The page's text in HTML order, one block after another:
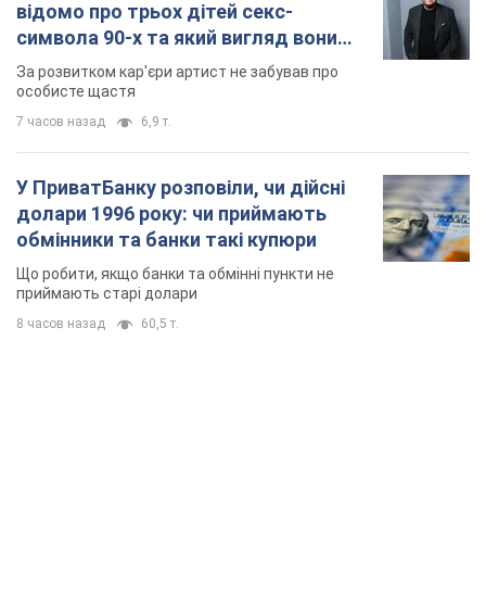
приймають старі долари
8 часов назад 60,5 т.